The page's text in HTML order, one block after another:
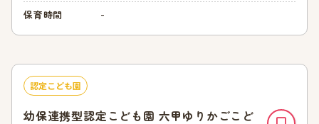
保育時間 -
認定こども園
幼保連携型認定こども園 六甲ゆりかごこど